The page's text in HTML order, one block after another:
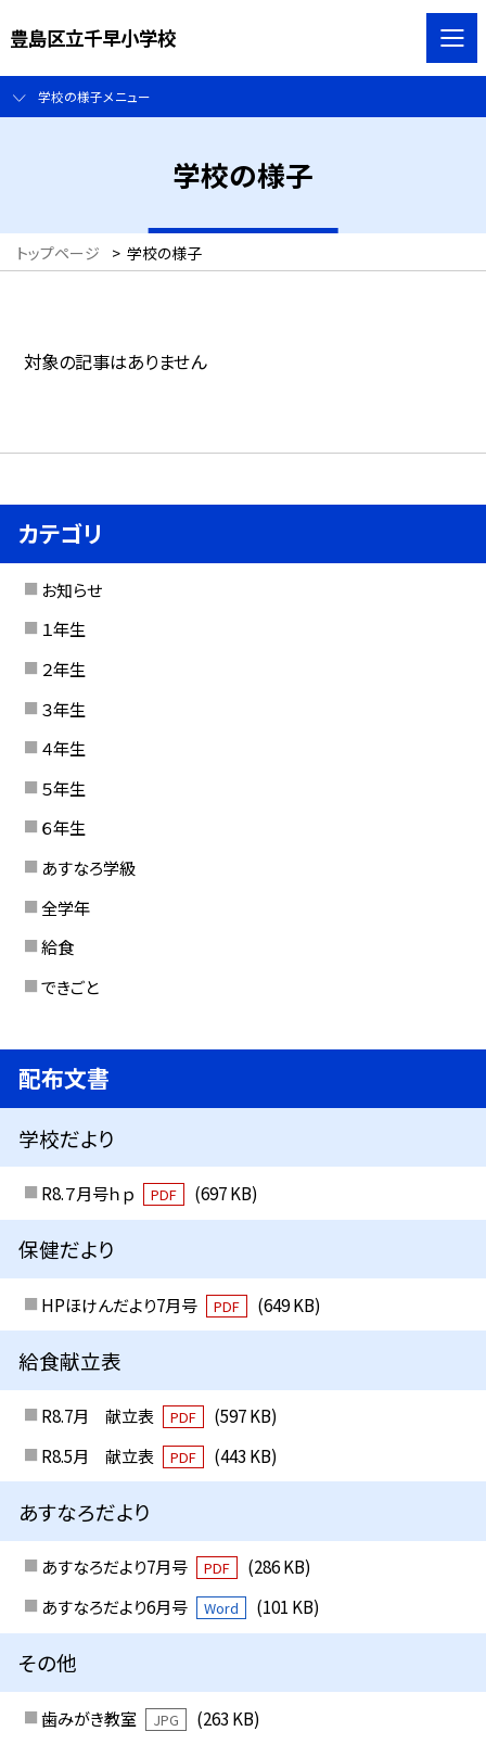
豊島区立千早小学校
学校の様子メニュー
学校の様子
トップページ > 学校の様子
対象の記事はありません
カテゴリ
お知らせ
１年生
２年生
３年生
４年生
５年生
６年生
あすなろ学級
全学年
給食
できごと
配布文書
学校だより
R8.７月号ｈｐ PDF (697 KB)
保健だより
HPほけんだより7月号 PDF (649 KB)
給食献立表
R8.7月 献立表 PDF
(597 KB)
R8.5月 献立表
PDF (443 KB)
あすなろだより
あすなろだより7月号 PDF
(286 KB)
あすなろだより6月号
Word (101 KB)
その他
歯みがき教室 JPG
(263 KB)